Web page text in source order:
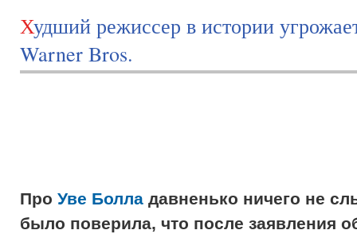
Худший режиссер в истории угрожает судом
Warner Bros.
Про Уве Болла давненько ничего не
было поверила, что после заявления